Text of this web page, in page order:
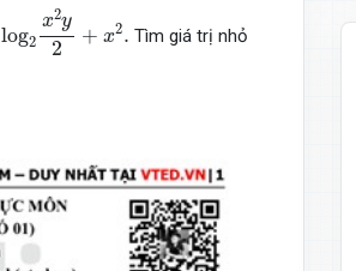
log2
x2y
2
+ x2.
x2
Tìm giá trị nhỏ